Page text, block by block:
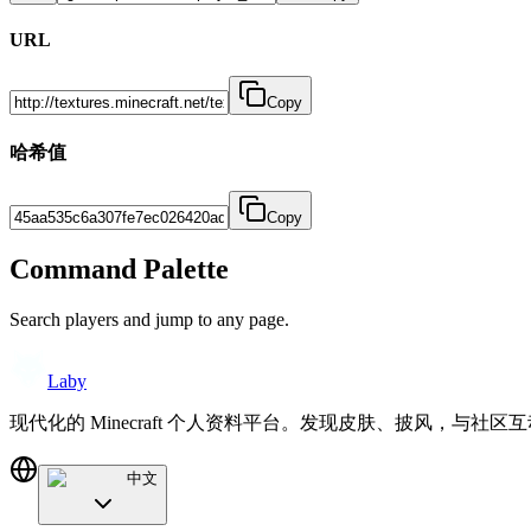
URL
Copy
哈希值
Copy
Command Palette
Search players and jump to any page.
Laby
现代化的 Minecraft 个人资料平台。发现皮肤、披风，与社区
中文